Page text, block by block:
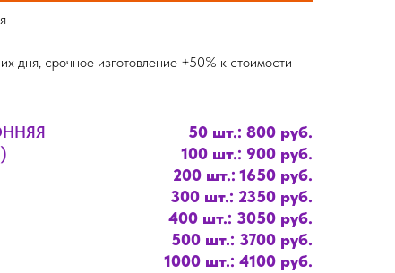
дня, срочное изготовление +50% к стоимости
50 шт.: 800 руб.
100 шт.: 900 руб.
200 шт.: 1650 руб.
300 шт.: 2350 руб.
400 шт.: 3050 руб.
500 шт.: 3700 руб.
1000 шт.: 4100 руб.